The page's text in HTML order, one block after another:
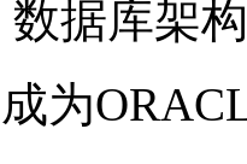
据库架
为